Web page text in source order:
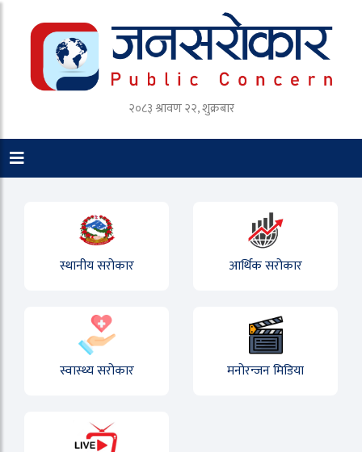
२०८३ श्रावण २२, शुक्रबार
स्थानीय सरोकार आर्थिक सरोकार
स्वास्थ्य सरोकार मनोरन्जन मिडिया